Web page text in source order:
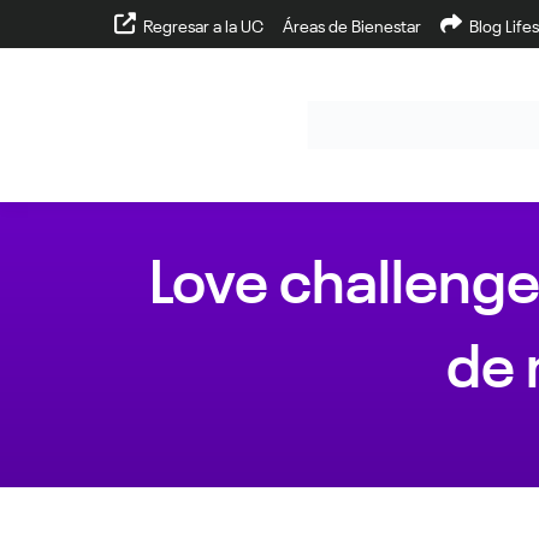
Regresar a la UC Áreas de Bienestar Blog
Love
de